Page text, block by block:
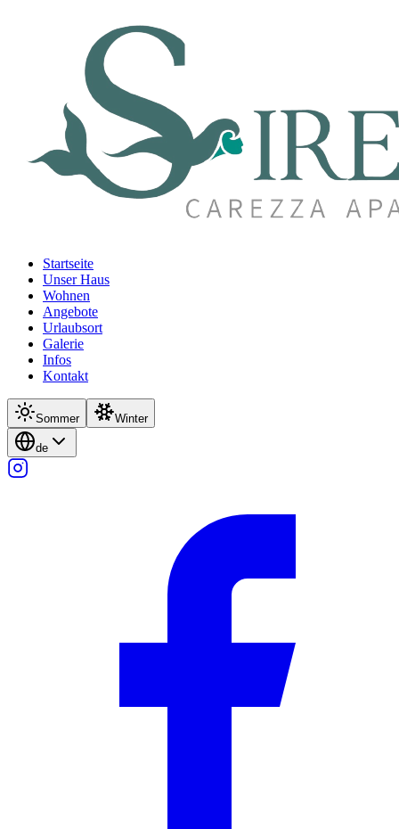
Startseite
Unser Haus
Wohnen
Angebote
Urlaubsort
Galerie
Infos
Kontakt
Sommer Winter
de